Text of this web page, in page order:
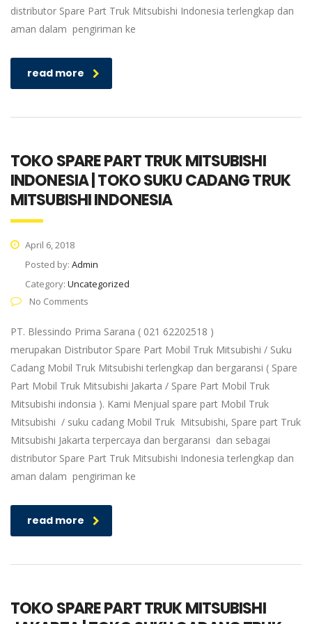
distributor Spare Part Truk Mitsubishi Indonesia terlengkap dan
aman dalam pengiriman ke
read more
TOKO SPARE PART TRUK MITSUBISHI
INDONESIA | TOKO SUKU CADANG TRUK
MITSUBISHI INDONESIA
April 6, 2018
Posted by: Admin
Category: Uncategorized
No Comments
PT. Blessindo Prima Sarana ( 021 62202518 )
merupakan Distributor Spare Part Mobil Truk Mitsubishi / Suku
Cadang Mobil Truk Mitsubishi terlengkap dan bergaransi ( Spare
Part Mobil Truk Mitsubishi Jakarta / Spare Part Mobil Truk
Mitsubishi indonsia ). Kami Menjual spare part Mobil Truk
Mitsubishi / suku cadang Mobil Truk Mitsubishi, Spare part Truk
Mitsubishi Jakarta terpercaya dan bergaransi dan sebagai
distributor Spare Part Truk Mitsubishi Indonesia terlengkap dan
aman dalam pengiriman ke
read more
TOKO SPARE PART TRUK MITSUBISHI